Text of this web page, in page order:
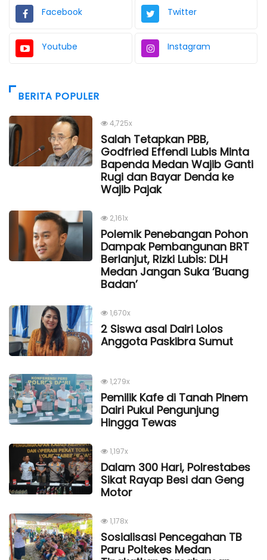
Facebook Twitter
Youtube Instagram
BERITA POPULER
4,725x
Salah Tetapkan PBB,
Godfried Effendi Lubis Minta
Bapenda Medan Wajib Ganti
Rugi dan Bayar Denda ke
Wajib Pajak
2,161x
Polemik Penebangan Pohon
Dampak Pembangunan BRT
Berlanjut, Rizki Lubis: DLH
Medan Jangan Suka ‘Buang
Badan’
1,670x
2 Siswa asal Dairi Lolos
Anggota Paskibra Sumut
1,279x
Pemilik Kafe di Tanah Pinem
Dairi Pukul Pengunjung
Hingga Tewas
1,197x
Dalam 300 Hari, Polrestabes
Sikat Rayap Besi dan Geng
Motor
1,178x
Sosialisasi Pencegahan TB
Paru Poltekes Medan